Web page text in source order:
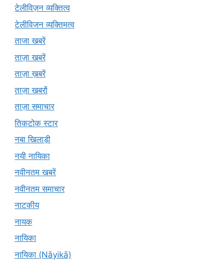
टेलीविज़न व्यक्तित्व
टेलीविजन व्यक्तिमत्व
ताजा खबरें
ताज़ा खबरें
ताज़ा ख़बरें
ताज़ा खबरों
ताज़ा समाचार
तिकटोक स्टार
नबा खिलाड़ी
नयी नायिका
नवीनतम खबरें
नवीनतम समाचार
नाटकीय
नायक
नायिका
नायिका (Nāyikā)